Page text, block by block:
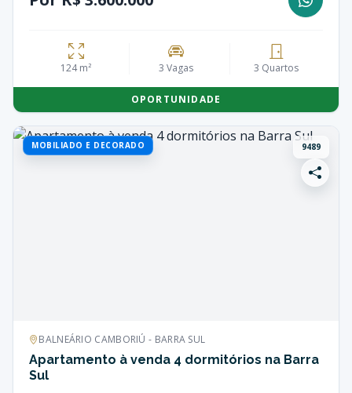
124 m² 3 Vagas 3 Quartos
OPORTUNIDADE
MOBILIADO E DECORADO 9489
BALNEÁRIO CAMBORIÚ - BARRA SUL
Apartamento à venda 4 dormitórios na Barra
Sul